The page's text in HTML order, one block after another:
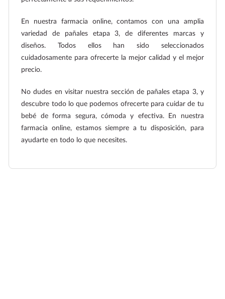
En nuestra farmacia online, contamos con una amplia
variedad de pañales etapa 3, de diferentes marcas y
diseños. Todos ellos han sido seleccionados
cuidadosamente para ofrecerte la mejor calidad y el mejor
precio.
No dudes en visitar nuestra sección de pañales etapa 3, y
descubre todo lo que podemos ofrecerte para cuidar de tu
bebé de forma segura, cómoda y efectiva. En nuestra
farmacia online, estamos siempre a tu disposición, para
ayudarte en todo lo que necesites.